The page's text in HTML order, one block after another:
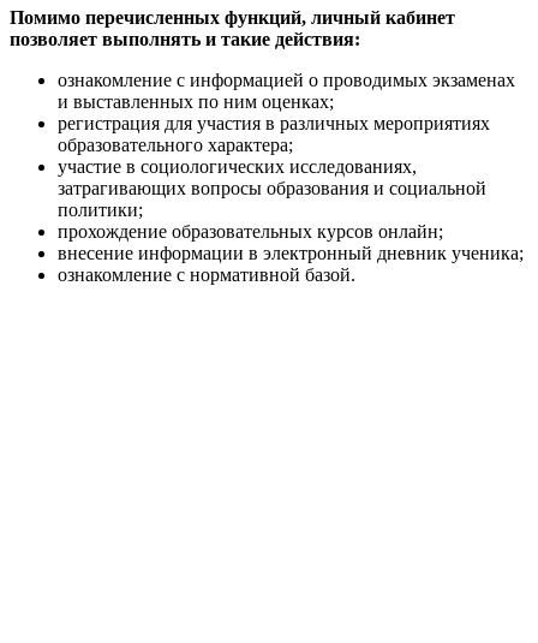
Помимо перечисленных функций, личный кабинет
позволяет выполнять и такие действия:
ознакомление с информацией о проводимых экзаменах
и выставленных по ним оценках;
регистрация для участия в различных мероприятиях
образовательного характера;
участие в социологических исследованиях,
затрагивающих вопросы образования и социальной
политики;
прохождение образовательных курсов онлайн;
внесение информации в электронный дневник ученика;
ознакомление с нормативной базой.